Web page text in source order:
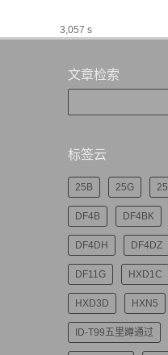
3,057 s
文章检索
标签云
25B 25G
DF4B DF4BK
DF4DH DF4DZ
DF11G HXD1C
HXD3D HXN5
ID-T99五里蹲通过